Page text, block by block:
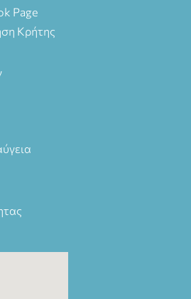
Page
Κρήτης